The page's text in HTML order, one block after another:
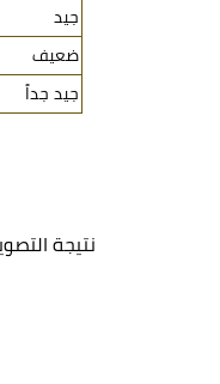
جيد
ضعيف
جيد جداً
نتيجة